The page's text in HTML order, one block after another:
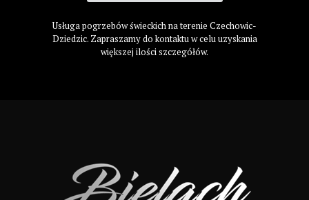
Usługa pogrzebów świeckich na terenie Czechowic-
Dziedzic. Zapraszamy do kontaktu w celu uzyskania
większej ilości szczegółów.